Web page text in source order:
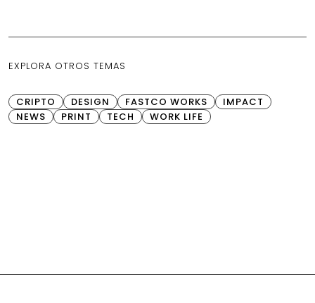
EXPLORA OTROS TEMAS
CRIPTO DESIGN FASTCO WORKS
IMPACT
NEWS
PRINT TECH WORK LIFE